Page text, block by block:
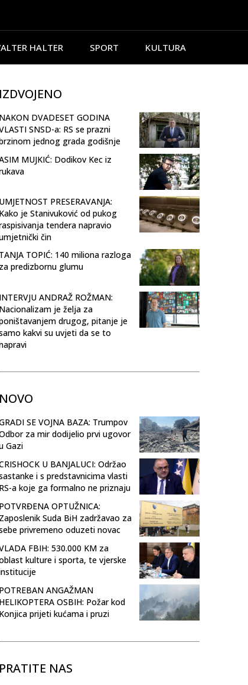
HALTER SPORT KULTURA
IZDVOJENO
NAKON DVADESET GODINA
SNSD-a: RS se prazni
jednog grada godišnje
MUJKIĆ: Dodikov Kec iz
UMJETNOST PRESERAVANJA:
Kako je Stanivuković od pukog
tendera napravio
čin
TANJA TOPIĆ: 140 miliona razloga
za predizbornu glumu
INTERVJU ANDRAŽ ROŽMAN:
Nacionalizam je želja za
drugog, pitanje je
kakvi su uvjeti da se to
NOVO
SE VOJNA BAZA: Trumpov
za mir dodijelio prvi ugovor
Gazi
U BANJALUCI: Održao
i s predstavnicima vlasti
RS-a koje ga formalno ne priznaju
POTVRĐENA OPTUŽNICA:
Zaposlenik Suda BiH zadržavao za
privremeno oduzeti novac
FBIH: 530.000 KM za
kulture i sporta, te vjerske
POTREBAN ANGAŽMAN
HELIKOPTERA OSBIH: Požar kod
Konjica prijeti kućama i pruzi
PRATITE NAS